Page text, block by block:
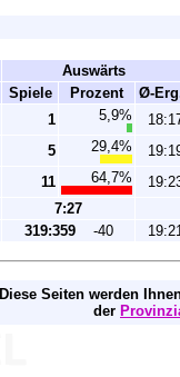
Auswärts
Spiele Prozent
Ø-
1 5,9%
5 29,4%
11 64,7%
7:27
319:359-40
Diese Seiten werden
der